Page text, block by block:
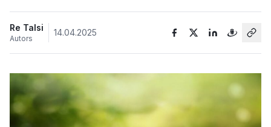
Sports
Kultūra
Re Talsi
Autors
14.04.2025